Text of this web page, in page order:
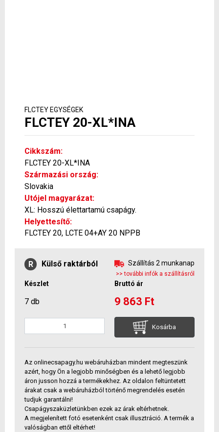
FLCTEY EGYSÉGEK
FLCTEY 20-XL*INA
Cikkszám:
FLCTEY 20-XL*INA
Származási ország:
Slovakia
Utójel magyarázat:
XL: Hosszú élettartamú csapágy.
Helyettesítő:
FLCTEY 20, LCTE 04+AY 20 NPPB
R Külső raktárból Szállítás 2 munkanap
>> további infók a szállításról
Készlet Bruttó ár
7 db 9 863 Ft
Kosárba
Az onlinecsapagy.hu webáruházban mindent megteszünk
azért, hogy Ön a legjobb minőségben és a lehető legjobb
áron jusson hozzá a termékekhez. Az oldalon feltüntetett
árakat csak a webáruházból történő megrendelés esetén
tudjuk garantálni!
Csapágyszaküzletünkben ezek az árak eltérhetnek.
A megjelenített fotó esetenként csak illusztráció. A termék a
valóságban ettől eltérhet!